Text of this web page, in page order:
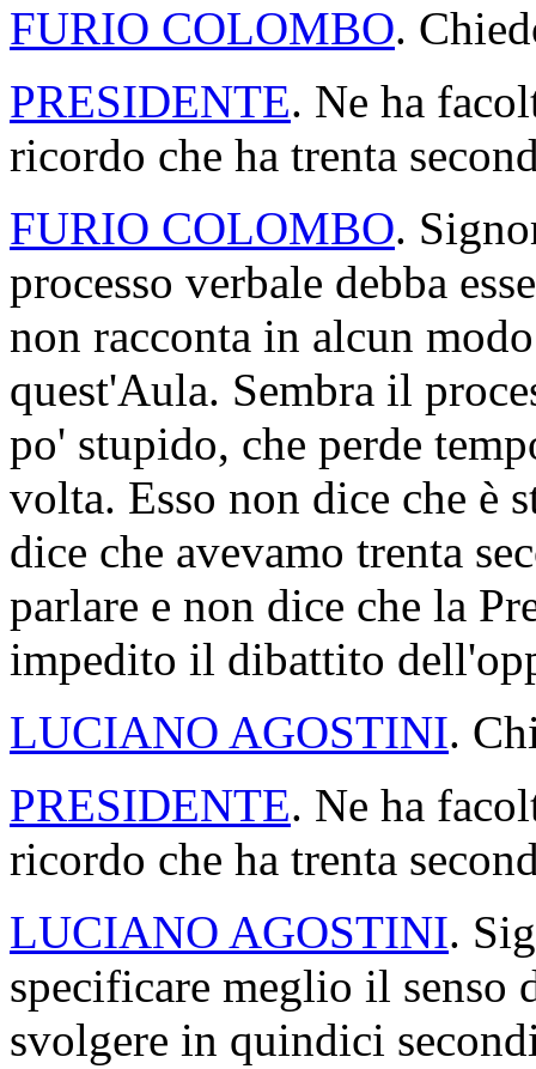
FURIO COLOMBO.
PRESIDENTE. Ne ha
ricordo che ha trenta
FURIO COLOMBO.
processo verbale debba
non racconta in alcun
quest'Aula. Sembra il
po' stupido, che perde
volta. Esso non dice che è
dice che avevamo trenta
parlare e non dice che la
impedito il dibattito
LUCIANO AGOSTINI.
PRESIDENTE. Ne ha
ricordo che ha trenta
LUCIANO AGOSTINI.
specificare meglio il
svolgere in quindici